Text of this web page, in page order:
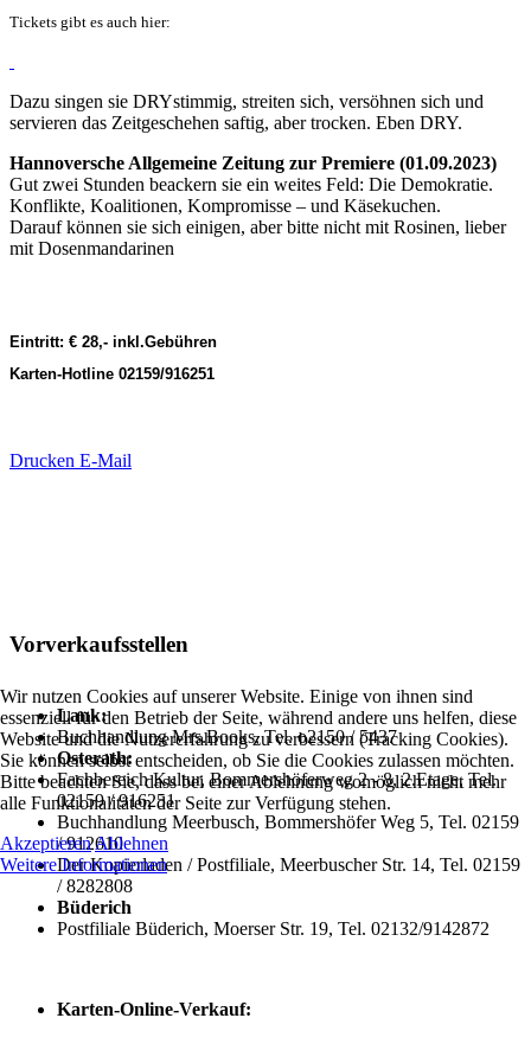
Tickets gibt es auch hier:
Dazu singen sie DRYstimmig, streiten sich, versöhnen sich und
servieren das Zeitgeschehen saftig, aber trocken. Eben DRY.
Hannoversche Allgemeine Zeitung zur Premiere (01.09.2023)
Gut zwei Stunden beackern sie ein weites Feld: Die Demokratie.
Konflikte, Koalitionen, Kompromisse – und Käsekuchen.
Darauf können sie sich einigen, aber bitte nicht mit Rosinen, lieber
mit Dosenmandarinen
Eintritt: € 28,- inkl.Gebühren
Karten-Hotline 02159/916251
Drucken E-Mail
Vorverkaufsstellen
Lank:
Buchhandlung Mrs.Books, Tel. o2150 / 5437
Osterath:
Fachbereich Kultur, Bommershöferweg 2 - 8, 2.Etage, Tel.
02159 / 916251
Buchhandlung Meerbusch, Bommershöfer Weg 5, Tel. 02159
/ 912610
Der Kopierladen / Postfiliale, Meerbuscher Str. 14, Tel. 02159
/ 8282808
Büderich
Postfiliale Büderich, Moerser Str. 19, Tel. 02132/9142872
Karten-Online-Verkauf:
Wir nutzen Cookies auf unserer Website. Einige von ihnen sind
essenziell für den Betrieb der Seite, während andere uns helfen, diese
Website und die Nutzererfahrung zu verbessern (Tracking Cookies).
Sie können selbst entscheiden, ob Sie die Cookies zulassen möchten.
Bitte beachten Sie, dass bei einer Ablehnung womöglich nicht mehr
alle Funktionalitäten der Seite zur Verfügung stehen.
AkzeptierenAblehnen
Weitere Informationen